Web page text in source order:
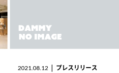
2021.08.12
プレスリリース